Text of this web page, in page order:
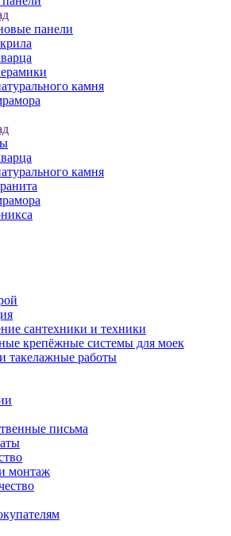
панели
камня
камня
сантехники и техники
крепёжные системы для моек
такелажные работы
письма
монтаж